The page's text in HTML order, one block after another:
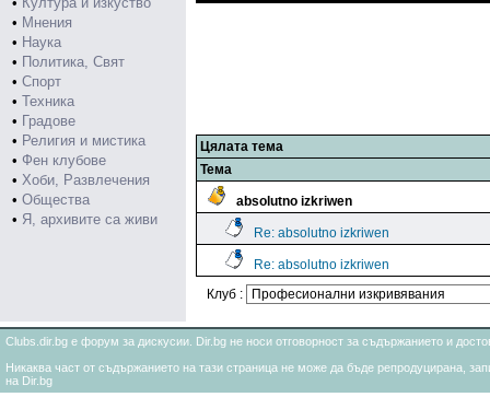
• Мнения
• Наука
• Политика, Свят
• Спорт
• Техника
• Градове
• Религия и мистика
• Фен клубове
• Хоби, Развлечения
• Общества
• Я, архивите са живи
Цялата тема
Тема
absolutno izkriwen
Re: absolutno izkriwen
Re: absolutno izkriwen
Клуб :
Clubs.dir.bg е форум за дискусии. Dir.bg не носи отговорност за съдържанието и
Никаква част от съдържанието на тази страница не може да бъде репродуцирана,
на Dir.bg